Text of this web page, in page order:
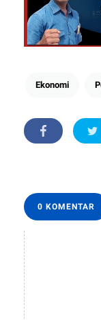
Ekonomi
0 KOMENTAR